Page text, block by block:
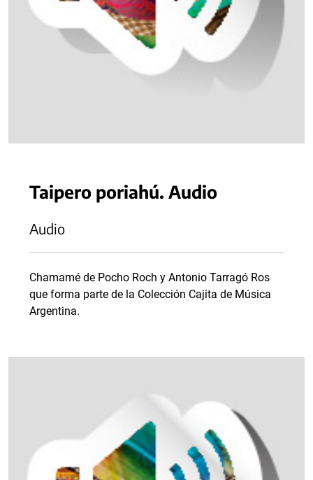
Taipero poriahú. Audio
Audio
Chamamé de Pocho Roch y Antonio Tarragó Ros
que forma parte de la Colección Cajita de Música
Argentina.